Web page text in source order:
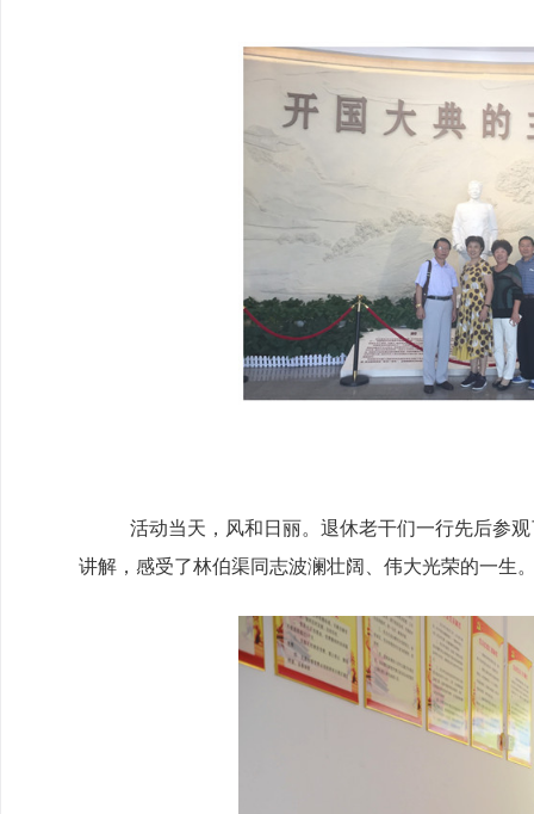
活动当天，风和日丽。退休老干们一行先后参
讲解，感受了林伯渠同志波澜壮阔、伟大光荣的一生